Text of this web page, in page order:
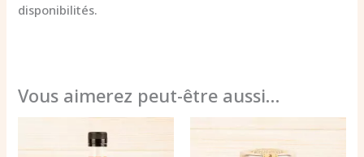
disponibilités.
Vous aimerez peut-être aussi…